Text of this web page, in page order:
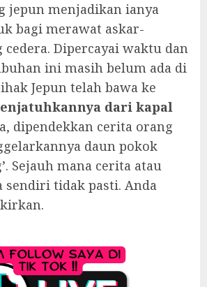
jepun menjadikan ianya
bagi merawat askar-
cedera. Dipercayai waktu dan
ini masih belum ada di
Jepun telah bawa ke
dari kapal
dipendekkan cerita orang
daun pokok
Sejauh mana cerita atau
sendiri tidak pasti. Anda